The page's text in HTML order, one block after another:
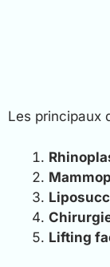
Les principaux
Lifting